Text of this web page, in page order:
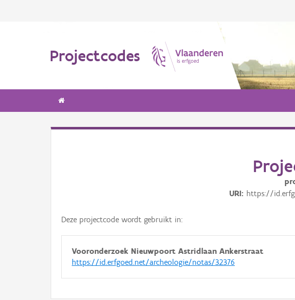
Projectcodes
URI https://
Deze projectcode wordt gebruikt in:
Vooronderzoek Nieuwpoort Astridlaan Ankerstraat
https://id.erfgoed.net/archeologie/notas/32376